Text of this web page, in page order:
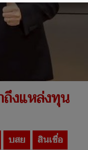
ถึงแหล่งทุน
บสย สินเชื่อ